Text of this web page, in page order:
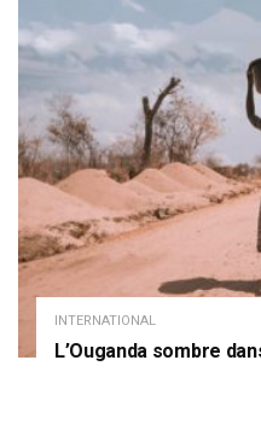
INTERNATIONAL
L’Ouganda sombre